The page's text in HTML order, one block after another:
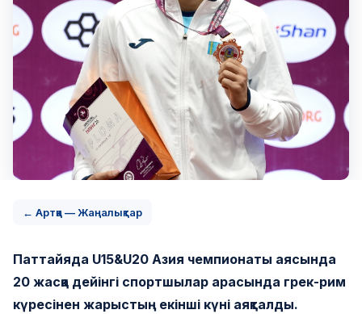
← Артқа — Жаңалықтар
Паттайяда U15&U20 Азия чемпионаты аясында
20 жасқа дейінгі спортшылар арасында грек-рим
күресінен жарыстың екінші күні аяқталды.